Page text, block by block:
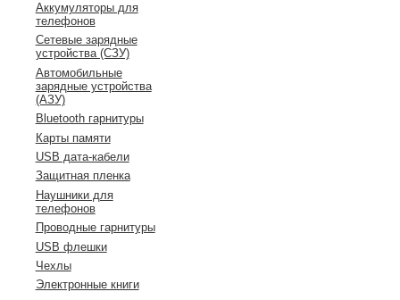
Аккумуляторы для
телефонов
Сетевые зарядные
устройства (СЗУ)
Автомобильные
зарядные устройства
(АЗУ)
Bluetooth гарнитуры
Карты памяти
USB дата-кабели
Защитная пленка
Наушники для
телефонов
Проводные гарнитуры
USB флешки
Чехлы
Электронные книги